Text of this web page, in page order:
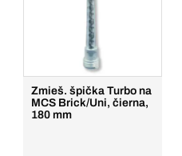
Zmieš. špička Turbo na
MCS Brick/Uni, čierna,
180 mm